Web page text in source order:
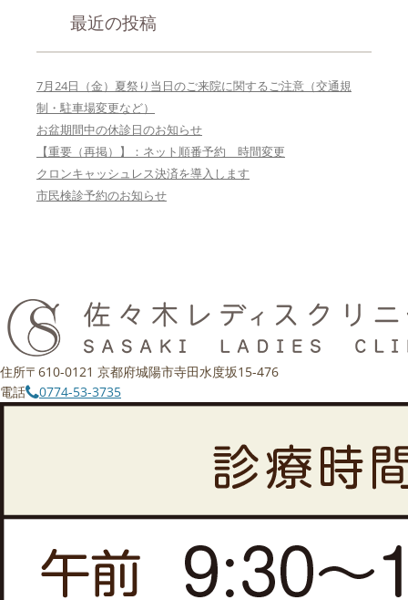
最近の投稿
7月24日（金）夏祭り当日のご来院に関するご注意（交通規
制・駐車場変更など）
お盆期間中の休診日のお知らせ
【重要（再掲）】：ネット順番予約 時間変更
クロンキャッシュレス決済を導入します
市民検診予約のお知らせ
住所〒610-0121 京都府城陽市寺田水度坂15-476
電話
0774-53-3735